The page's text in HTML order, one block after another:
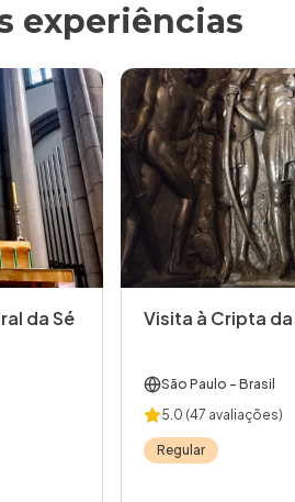
experiências
da Sé
Visita à Cripta
São Paulo - Brasil
5.0 (47 avaliações)
Regular